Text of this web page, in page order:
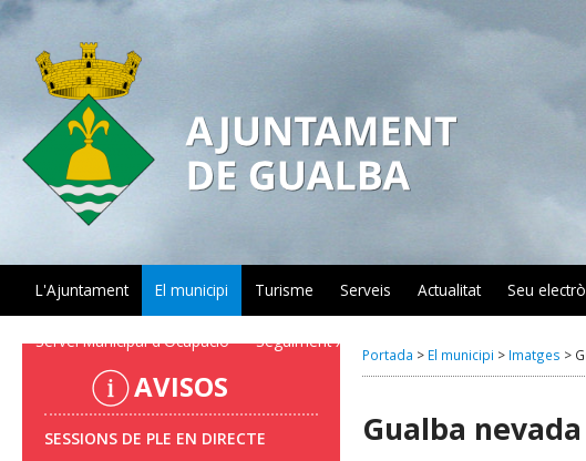
L'Ajuntament El municipi Turisme Serveis Actualitat Seu
Servei Municipal d'Ocupació Seguiment xarxa aigua
AVISOS
SESSIONS DE PLE EN DIRECTE
Portada > El municipi > Imatges >
Gualba